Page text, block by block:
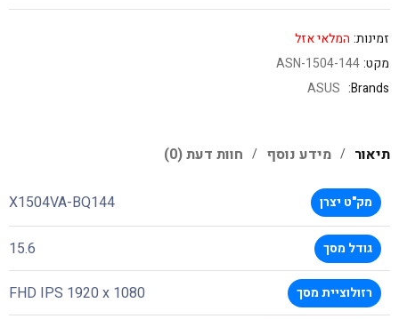
זמינות: המלאי אזל
מקט:ASN-1504-144
Brands:
ASUS
תיאור מידע נוסף חוות דעת (0)
מק"ט יצרן X1504VA-BQ144
גודל מסך 15.6
רזולוציית מסך FHD IPS 1920 x 1080